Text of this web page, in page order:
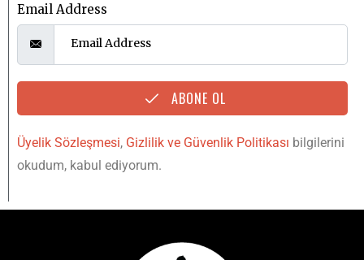
Email Address
ABONE OL
Üyelik Sözleşmesi, Gizlilik ve Güvenlik Politikası bilgilerini
okudum, kabul ediyorum.